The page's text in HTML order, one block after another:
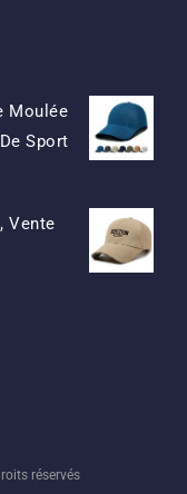
Moulée
Sport
Vente
réservés